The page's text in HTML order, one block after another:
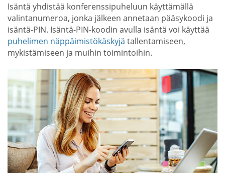
Isäntä yhdistää konferenssipuheluun käyttämällä
valintanumeroa, jonka jälkeen annetaan pääsykoodi ja
isäntä-PIN. Isäntä-PIN-koodin avulla isäntä voi käyttää
puhelimen näppäimistökäskyjä tallentamiseen,
mykistämiseen ja muihin toimintoihin.